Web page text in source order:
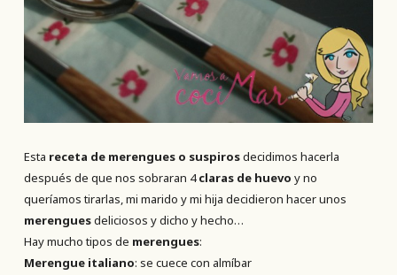
Esta receta de merengues o suspirosdecidimos hacerla
después de que nos sobraran 4claras de huevo y no
queríamos tirarlas, mi marido y mi hija decidieron hacer unos
merenguesdeliciosos y dicho y hecho…
Hay mucho tipos de merengues:
Merengue italiano: se cuece con almíbar